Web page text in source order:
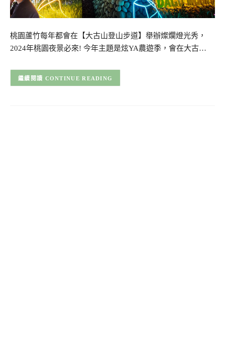
桃園蘆竹每年都會在【大古山登山步道】舉辦燦爛燈光秀，
2024年桃園夜景必來! 今年主題是炫YA農遊季，會在大古…
CONTINUE READING